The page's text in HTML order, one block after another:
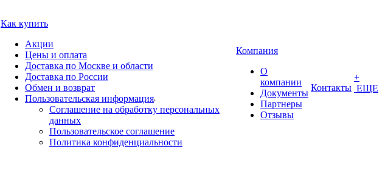
Как купить
Акции
Цены и оплата
Доставка по Москве и области
Доставка по России
Обмен и возврат
Пользовательская информация
Соглашение на обработку персональных
данных
Пользовательское соглашение
Политика конфиденциальности
Компания
О
компании
Документы
Партнеры
Отзывы
Контакты
+
ЕЩЕ